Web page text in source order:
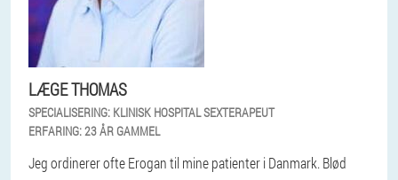
LÆGE THOMAS
SPECIALISERING: KLINISK HOSPITAL SEXTERAPEUT
ERFARING:23 ÅR GAMMEL
Jeg ordinerer ofte Erogan til mine patienter i Danmark. Blød